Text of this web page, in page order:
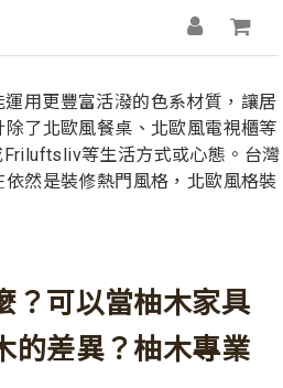
？可以當柚木家具
的差異？柚木專業